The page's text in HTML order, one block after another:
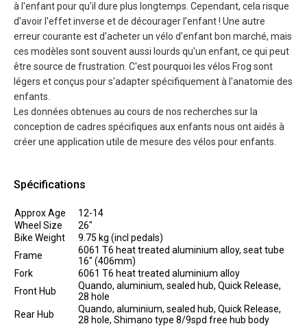
à l'enfant pour qu'il dure plus longtemps. Cependant, cela risque
d'avoir l'effet inverse et de décourager l’enfant ! Une autre
erreur courante est d'acheter un vélo d'enfant bon marché, mais
ces modèles sont souvent aussi lourds qu'un enfant, ce qui peut
être source de frustration. C'est pourquoi les vélos Frog sont
légers et conçus pour s'adapter spécifiquement à l'anatomie des
enfants.
Les données obtenues au cours de nos recherches sur la
conception de cadres spécifiques aux enfants nous ont aidés à
créer une application utile de mesure des vélos pour enfants.
Spécifications
Approx Age
12-14
Wheel Size
26"
Bike Weight
9.75 kg (incl pedals)
Frame
6061 T6 heat treated aluminium alloy, seat tube
16" (406mm)
Fork
6061 T6 heat treated aluminium alloy
Front Hub
Quando, aluminium, sealed hub, Quick Release,
28 hole
Rear Hub
Quando, aluminium, sealed hub, Quick Release,
28 hole, Shimano type 8/9spd free hub body